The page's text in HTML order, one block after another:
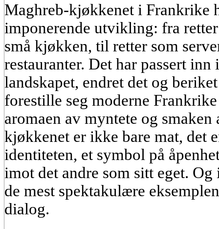
Maghreb-kjøkkenet i Frankrike
imponerende utvikling: fra
små kjøkken, til retter som
restauranter. Det har passert
landskapet, endret det og
forestille seg moderne
aromaen av myntete og
kjøkkenet er ikke bare mat, det
identiteten, et symbol på
imot det andre som sitt eget.
de mest spektakulære
dialog.